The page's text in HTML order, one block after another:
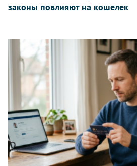
законы повлияют на кошелек